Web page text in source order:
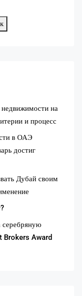
на
и процесс
в ОАЭ
достиг
Дубай своим
Brokers Award